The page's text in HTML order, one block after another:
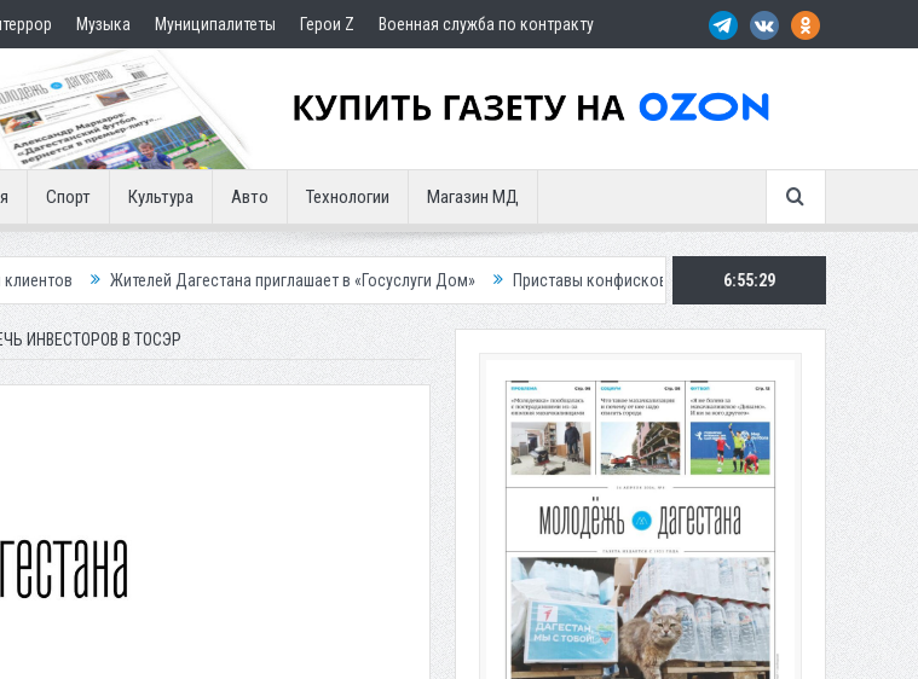
Музыка Муниципалитеты Герои Z Военная служба по контракту
Спорт Культура Авто Технологии Магазин МД
Дагестана приглашает в «Госуслуги Дом» Приставы конфисковали двух бурых медведей у жителя Дагестана
6:55:31
ИНВЕСТОРОВ В ТОСЭР